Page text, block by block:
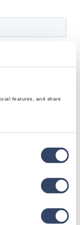
features, and share